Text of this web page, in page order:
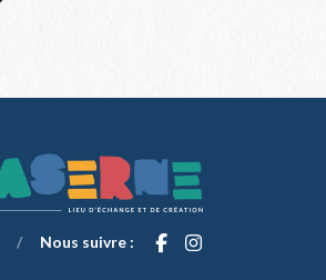
/ Nous suivre :